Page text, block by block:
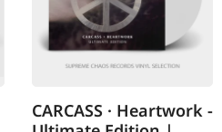
CARCASS · Heartwork -